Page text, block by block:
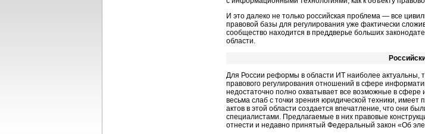
И это далеко не только российская проблема — все
правовой базы для регулирования уже фактически
сообщество находится в преддверье больших
области.
Для России реформы в области ИТ наиболее актуальны,
правового регулирования отношений в сфере
недостаточно полно охватывает все возможные в
весьма слаб с точки зрения юридической техники,
актов в этой области создается впечатление, что они
специалистами. Предлагаемые в них правовые
отнести и недавно принятый Федеральный закон «Об